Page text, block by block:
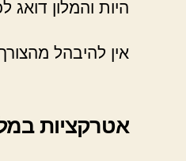
היות והמלון
אין להיבהל
אטרקציות